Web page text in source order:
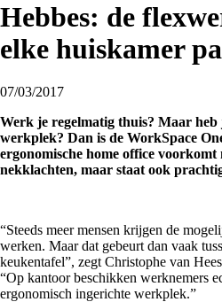
Hebbes: de
elke huiskamer
07/03/2017
Werk je regelmatig thuis? Maar heb
werkplek? Dan is de WorkSpace
ergonomische home office
nekklachten, maar staat ook
“Steeds meer mensen krijgen de
werken. Maar dat gebeurt dan vaak
keukentafel”, zegt Christophe van
“Op kantoor beschikken werknemers
ergonomisch ingerichte werkplek.”